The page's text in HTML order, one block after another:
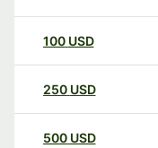
100 USD
250 USD
500 USD